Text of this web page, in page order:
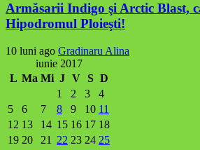
Armăsarii Indigo şi Arctic Blast,
Hipodromul Ploieşti!
10 luni ago Gradinaru Alina
iunie 2017
L Ma Mi J V S D
1
2 3
4
5
6 7 8 9 10 11
12 13 14 15 16 17 18
19 20 21 22 23 24 25